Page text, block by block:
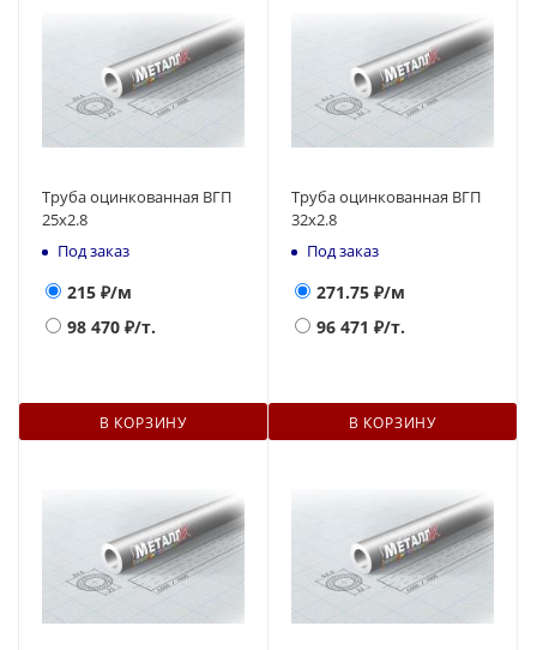
Труба оцинкованная ВГП
25x2.8
Под заказ
215 ₽/м
98 470 ₽/т.
В КОРЗИНУ
Труба оцинкованная ВГП
32x2.8
Под заказ
271.75 ₽/м
96 471 ₽/т.
В КОРЗИНУ